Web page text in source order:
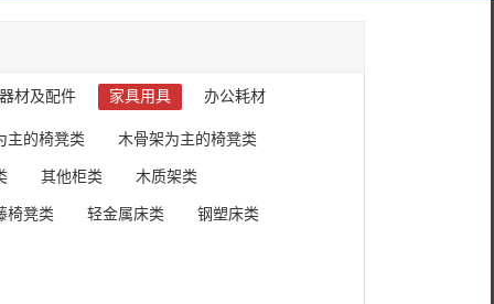
材及配件 家具用具 办公耗材
主的椅凳类 木骨架为主的椅凳类
其他柜类 木质架类
椅凳类 轻金属床类 钢塑床类